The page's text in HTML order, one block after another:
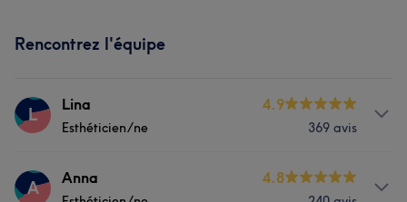
Rencontrez l'équipe
L Lina
Esthéticien/ne
4.9
369 avis
Prestations
A Anna 4.8